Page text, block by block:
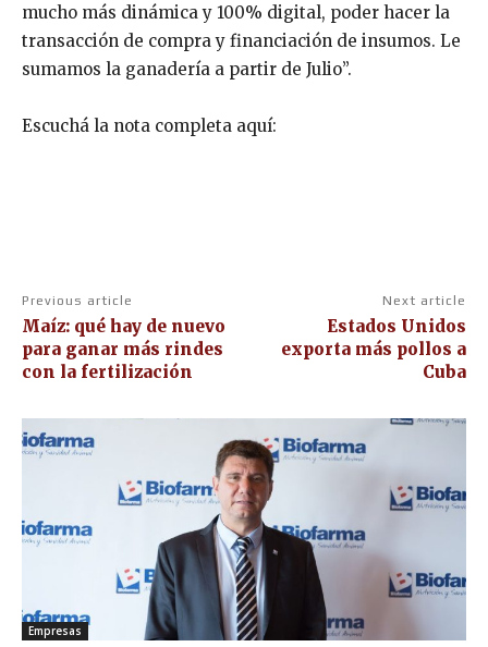
mucho más dinámica y 100% digital, poder hacer la
transacción de compra y financiación de insumos. Le
sumamos la ganadería a partir de Julio”.
Escuchá la nota completa aquí:
Previous article
Maíz: qué hay de nuevo
para ganar más rindes
con la fertilización
Next article
Estados Unidos
exporta más pollos a
Cuba
Empresas